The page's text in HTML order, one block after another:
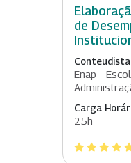
de
Enap -
Carga
25h